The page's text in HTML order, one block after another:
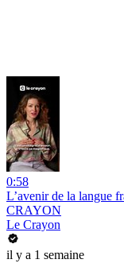
0:58
L’avenir de la langue
CRAYON
Le Crayon
il y a 1 semaine